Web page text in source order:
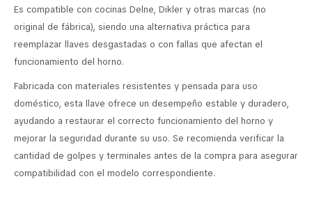
Es compatible con cocinas Delne, Dikler y otras marcas (no
original de fábrica), siendo una alternativa práctica para
reemplazar llaves desgastadas o con fallas que afectan el
funcionamiento del horno.
Fabricada con materiales resistentes y pensada para uso
doméstico, esta llave ofrece un desempeño estable y duradero,
ayudando a restaurar el correcto funcionamiento del horno y
mejorar la seguridad durante su uso. Se recomienda verificar la
cantidad de golpes y terminales antes de la compra para asegurar
compatibilidad con el modelo correspondiente.